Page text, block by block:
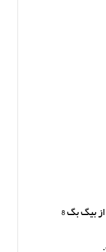
بسته بندی نمک حفاری یکی از عمده ترین مسائل در خرید این نمک است. عموما برای شرکت نفت و یا شرکتهای تابعه، از بیگ بگ 8